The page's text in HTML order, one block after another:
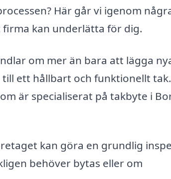
Här går vi igenom
kan underlätta för dig.
om mer än bara att lägga
ett hållbart och funktionellt tak.
är specialiserat på takbyte i
kan göra en grundlig
behöver bytas eller om